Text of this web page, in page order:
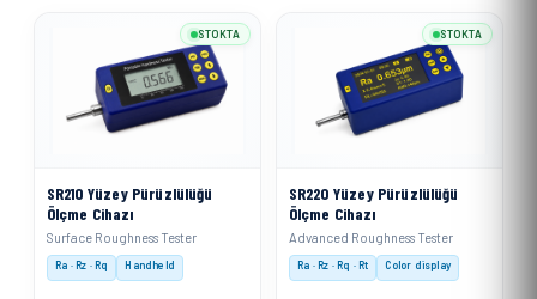
SR210 Yüzey Pürüzlülüğü
Ölçme Cihazı
Surface Roughness Tester
Ra · Rz · Rq Handheld
STOKTA
SR220 Yüzey Pürüzlülüğü
Ölçme Cihazı
Advanced Roughness Tester
Ra · Rz · Rq · Rt Color display
STOKTA